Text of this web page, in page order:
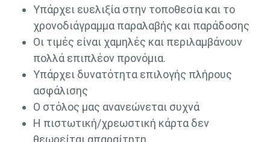
Υπάρχει ευελιξία στην τοποθεσία και το
χρονοδιάγραμμα παραλαβής και παράδοσης
Οι τιμές είναι χαμηλές και περιλαμβάνουν
πολλά επιπλέον προνόμια.
Υπάρχει δυνατότητα επιλογής πλήρους
ασφάλισης
Ο στόλος μας ανανεώνεται συχνά
Η πιστωτική/χρεωστική κάρτα δεν
θεωρείται απαραίτητη